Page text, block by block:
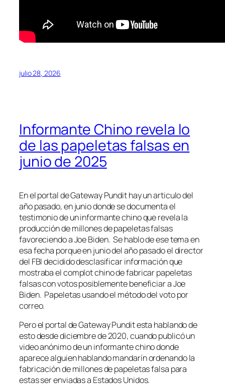
julio 28, 2026
Informante Chino revela lo
de las papeletas falsas en
junio de 2025
En el portal de Gateway Pundit hay un articulo del
año pasado, en junio donde se documenta el
testimonio de un informante chino que revela la
producción de millones de papeletas falsas
favoreciendo a Joe Biden. Se hablo de ese tema en
esa fecha porque en junio del año pasado el director
del FBI decidido desclasificar información que
mostraba el complot chino de fabricar papeletas
falsas con votos posiblemente beneficiar a Joe
Biden. Papeletas usando el método del voto por
correo.
Pero el portal de Gateway Pundit esta hablando de
esto desde diciembre de 2020, cuando publicó un
video anónimo de un informante chino donde
aparece alguien hablando mandarín ordenando la
fabricación de millones de papeletas falsa para
estas ser enviadas a Estados Unidos.